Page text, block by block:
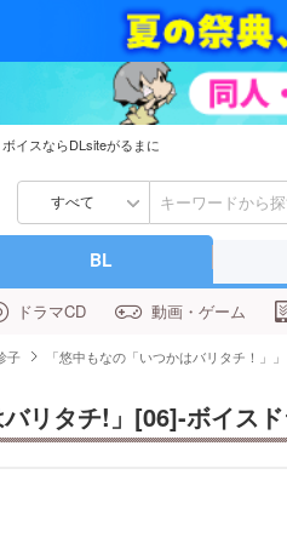
イスならDLsiteがるまに
すべて
BL
ドラマCD 動画・ゲーム
子 「悠中もなの「いつかはバリタチ！」
リタチ!」[06]-ボイス